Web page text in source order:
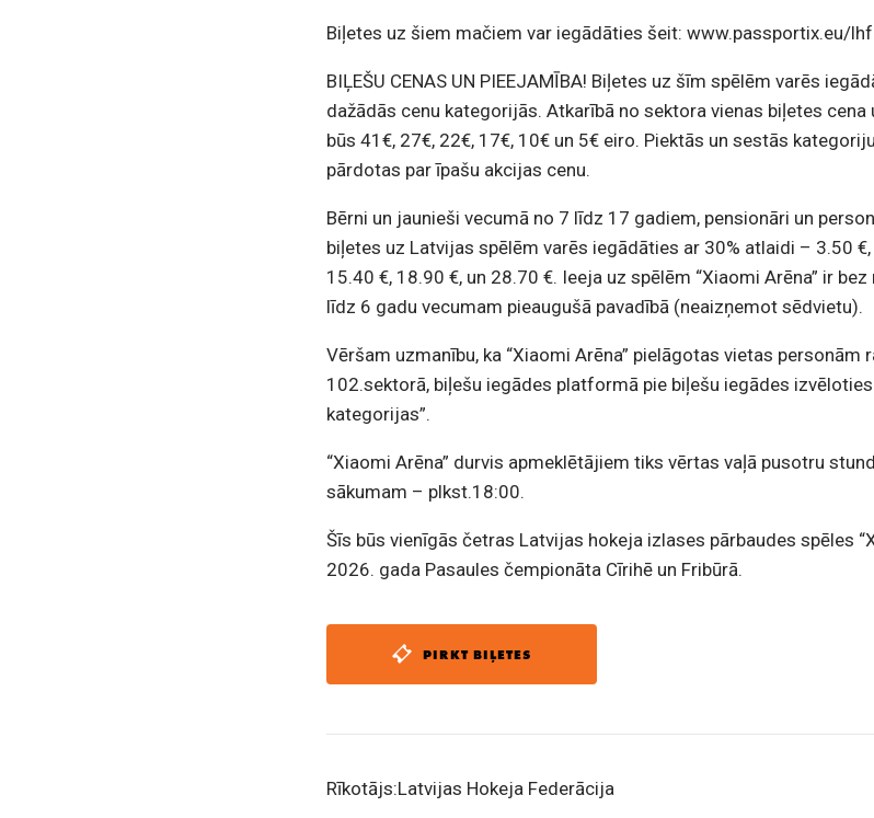
Biļetes uz šiem mačiem var iegādāties šeit: www.passportix.eu/lhf
BIĻEŠU CENAS UN PIEEJAMĪBA! Biļetes uz šīm spēlēm varēs
dažādās cenu kategorijās. Atkarībā no sektora vienas biļetes cena
būs 41€, 27€, 22€, 17€, 10€ un 5€ eiro. Piektās un sestās
pārdotas par īpašu akcijas cenu.
Bērni un jaunieši vecumā no 7 līdz 17 gadiem, pensionāri un
biļetes uz Latvijas spēlēm varēs iegādāties ar 30% atlaidi – 3.50
15.40 €, 18.90 €, un 28.70 €. Ieeja uz spēlēm “Xiaomi Arēna” ir
līdz 6 gadu vecumam pieaugušā pavadībā (neaizņemot sēdvietu).
Vēršam uzmanību, ka “Xiaomi Arēna” pielāgotas vietas personām
102.sektorā, biļešu iegādes platformā pie biļešu iegādes izvēloties
kategorijas”.
“Xiaomi Arēna” durvis apmeklētājiem tiks vērtas vaļā pusotru
sākumam – plkst.18:00.
Šīs būs vienīgās četras Latvijas hokeja izlases pārbaudes spēles
2026. gada Pasaules čempionāta Cīrihē un Fribūrā.
PIRKT BIĻETES
Rīkotājs:Latvijas Hokeja Federācija